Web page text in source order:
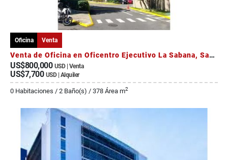
Oficina Venta
Venta de Oficina en Oficentro Ejecutivo La Sabana, Sabana Sur
US$800,000 USD | Venta
US$7,700 USD | Alquiler
0 Habitaciones / 2 Baño(s) / 378 Área m2